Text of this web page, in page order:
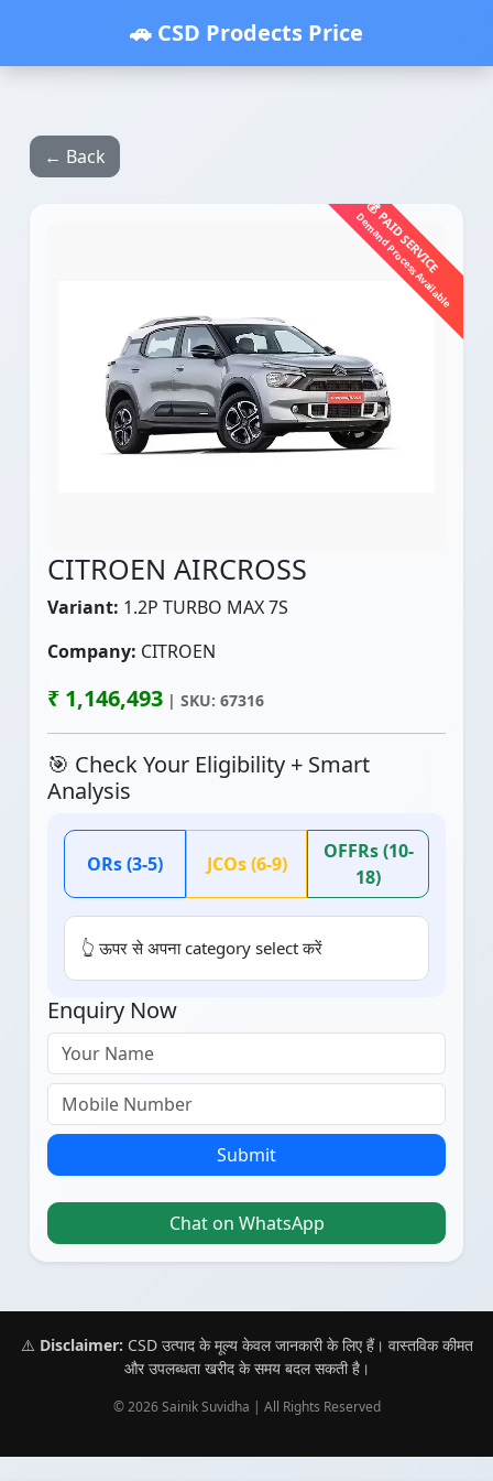
🚗 CSD Prodects Price
← Back
💰 PAID SERVICE
Demand Process Available
CITROEN AIRCROSS
Variant: 1.2P TURBO MAX 7S
Company: CITROEN
₹ 1,146,493 | SKU: 67316
🎯 Check Your Eligibility + Smart
Analysis
ORs (3-5) JCOs (6-9)
OFFRs (10-
18)
👆 ऊपर से अपना category select करें
Enquiry Now
Submit
Chat on WhatsApp
⚠️ Disclaimer: CSD उत्पाद के मूल्य केवल जानकारी के लिए हैं। वास्तविक कीमत
और उपलब्धता खरीद के समय बदल सकती है।
© 2026 Sainik Suvidha | All Rights Reserved